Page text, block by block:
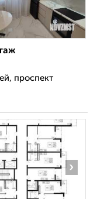
проспект
›